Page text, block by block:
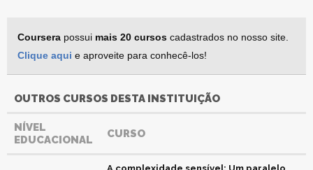
Coursera possui mais 20 cursos cadastrados no nosso site.
Clique aqui e aproveite para conhecê-los!
OUTROS CURSOS DESTA INSTITUIÇÃO
NÍVEL
EDUCACIONAL
CURSO